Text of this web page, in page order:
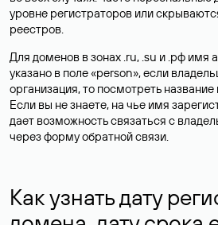
уровне регистраторов или
реестров.
Для доменов в зонах .ru, .su и .рф имя
указано в поле «person», если
организация, то посмотреть
Если вы не знаете, на чье имя
дает возможность связаться с
через форму обратной связи.
Как узнать дату